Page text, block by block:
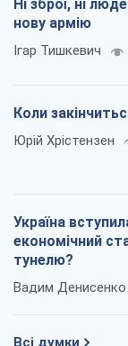
Ні зброї, ні
нову армію
Ігар Тишкевич
Коли
Юрій Хрістензен
Україна
економічний
тунелю?
Вадим Денисенко
Всі думки